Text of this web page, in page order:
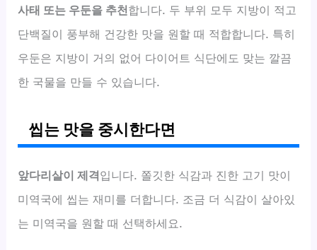
사태 또는 우둔을 추천합니다. 두 부위 모두 지방이 적고
단백질이 풍부해 건강한 맛을 원할 때 적합합니다. 특히
우둔은 지방이 거의 없어 다이어트 식단에도 맞는 깔끔
한 국물을 만들 수 있습니다.
씹는 맛을 중시한다면
앞다리살이 제격입니다. 쫄깃한 식감과 진한 고기 맛이
미역국에 씹는 재미를 더합니다. 조금 더 식감이 살아있
는 미역국을 원할 때 선택하세요.